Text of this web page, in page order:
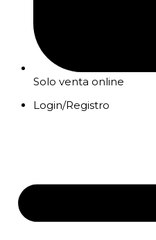
Solo venta online
Login/Registro